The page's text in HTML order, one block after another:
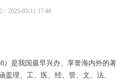
）是我国最早兴办、享誉海内外的著
盖理、工、医、经、管、文、法、
2025-03-11 17:48